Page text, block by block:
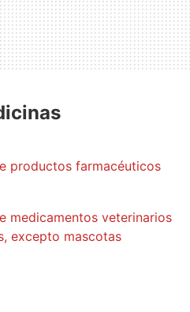
productos farmacéuticos
medicamentos veterinarios
excepto mascotas